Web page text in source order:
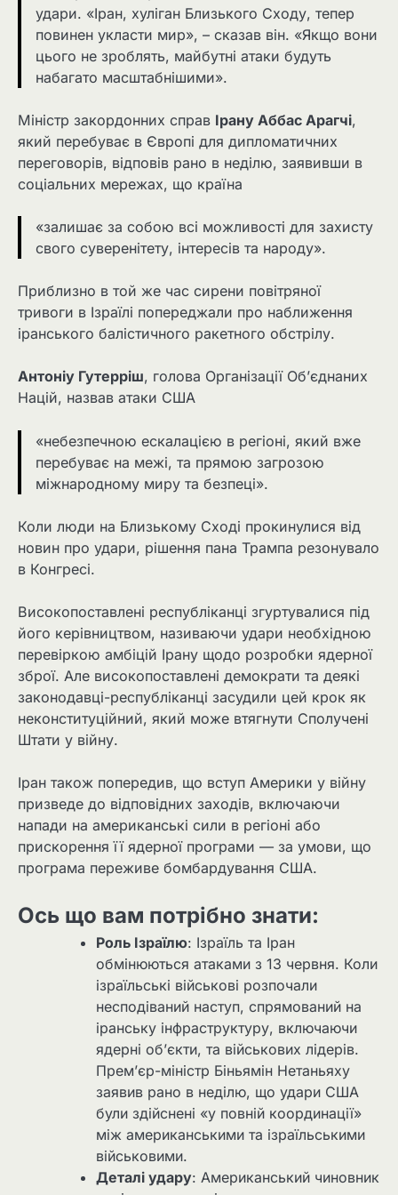
удари. «Іран, хуліган Близького Сходу, тепер
повинен укласти мир», – сказав він. «Якщо вони
цього не зроблять, майбутні атаки будуть
набагато масштабнішими».
Міністр закордонних справ Ірану Аббас Арагчі,
який перебуває в Європі для дипломатичних
переговорів, відповів рано в неділю, заявивши в
соціальних мережах, що країна
«залишає за собою всі можливості для захисту
свого суверенітету, інтересів та народу».
Приблизно в той же час сирени повітряної
тривоги в Ізраїлі попереджали про наближення
іранського балістичного ракетного обстрілу.
Антоніу Гутерріш, голова Організації Об’єднаних
Націй, назвав атаки США
«небезпечною ескалацією в регіоні, який вже
перебуває на межі, та прямою загрозою
міжнародному миру та безпеці».
Коли люди на Близькому Сході прокинулися від
новин про удари, рішення пана Трампа резонувало
в Конгресі.
Високопоставлені республіканці згуртувалися під
його керівництвом, називаючи удари необхідною
перевіркою амбіцій Ірану щодо розробки ядерної
зброї. Але високопоставлені демократи та деякі
законодавці-республіканці засудили цей крок як
неконституційний, який може втягнути Сполучені
Штати у війну.
Іран також попередив, що вступ Америки у війну
призведе до відповідних заходів, включаючи
напади на американські сили в регіоні або
прискорення її ядерної програми — за умови, що
програма переживе бомбардування США.
Ось що вам потрібно знати:
Роль Ізраїлю: Ізраїль та Іран
обмінюються атаками з 13 червня. Коли
ізраїльські військові розпочали
несподіваний наступ, спрямований на
іранську інфраструктуру, включаючи
ядерні об’єкти, та військових лідерів.
Прем’єр-міністр Біньямін Нетаньяху
заявив рано в неділю, що удари США
були здійснені «у повній координації»
між американськими та ізраїльськими
військовими.
Деталі удару: Американський чиновник